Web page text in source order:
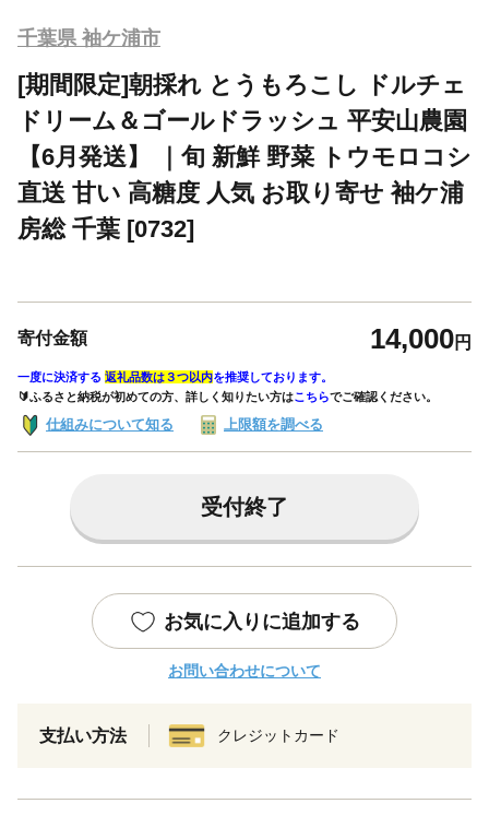
千葉県 袖ケ浦市
[期間限定]朝採れ とうもろこし ドルチェ
ドリーム＆ゴールドラッシュ 平安山農園
【6月発送】 ｜旬 新鮮 野菜 トウモロコシ
直送 甘い 高糖度 人気 お取り寄せ 袖ケ浦
房総 千葉 [0732]
寄付金額 14,000円
一度に決済する 返礼品数は３つ以内を推奨しております。
🔰ふるさと納税が初めての方、詳しく知りたい方はこちらでご確認ください。
仕組みについて知る 上限額を調べる
受付終了
お気に入りに追加する
お問い合わせについて
支払い方法 クレジットカード